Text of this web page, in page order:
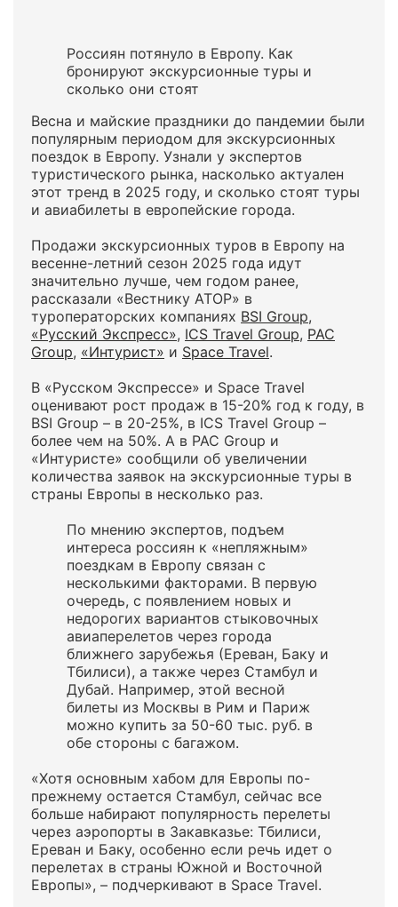
Россиян потянуло в Европу. Как
бронируют экскурсионные туры и
сколько они стоят
Весна и майские праздники до пандемии были
популярным периодом для экскурсионных
поездок в Европу. Узнали у экспертов
туристического рынка, насколько актуален
этот тренд в 2025 году, и сколько стоят туры
и авиабилеты в европейские города.
Продажи экскурсионных туров в Европу на
весенне-летний сезон 2025 года идут
значительно лучше, чем годом ранее,
рассказали «Вестнику АТОР» в
туроператорских компаниях BSI Group,
«Русский Экспресс», ICS Travel Group, PAC
Group, «Интурист» и Space Travel.
В «Русском Экспрессе» и Space Travel
оценивают рост продаж в 15-20% год к году, в
BSI Group – в 20-25%, в ICS Travel Group –
более чем на 50%. А в PAC Group и
«Интуристе» сообщили об увеличении
количества заявок на экскурсионные туры в
страны Европы в несколько раз.
По мнению экспертов, подъем
интереса россиян к «непляжным»
поездкам в Европу связан с
несколькими факторами. В первую
очередь, с появлением новых и
недорогих вариантов стыковочных
авиаперелетов через города
ближнего зарубежья (Ереван, Баку и
Тбилиси), а также через Стамбул и
Дубай. Например, этой весной
билеты из Москвы в Рим и Париж
можно купить за 50-60 тыс. руб. в
обе стороны с багажом.
«Хотя основным хабом для Европы по-
прежнему остается Стамбул, сейчас все
больше набирают популярность перелеты
через аэропорты в Закавказье: Тбилиси,
Ереван и Баку, особенно если речь идет о
перелетах в страны Южной и Восточной
Европы», – подчеркивают в Space Travel.